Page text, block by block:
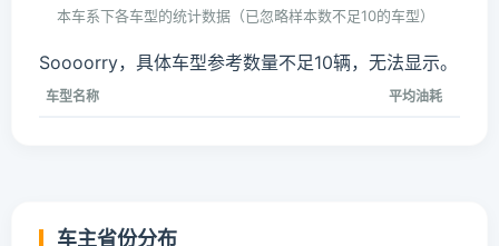
本车系下各车型的统计数据（已忽略样本数不足10的车型）
Soooorry，具体车型参考数量不足10辆，无法显示。
车型名称 平均油耗
车主省份分布